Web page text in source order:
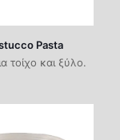
Pasta
τοίχο και ξύλο.